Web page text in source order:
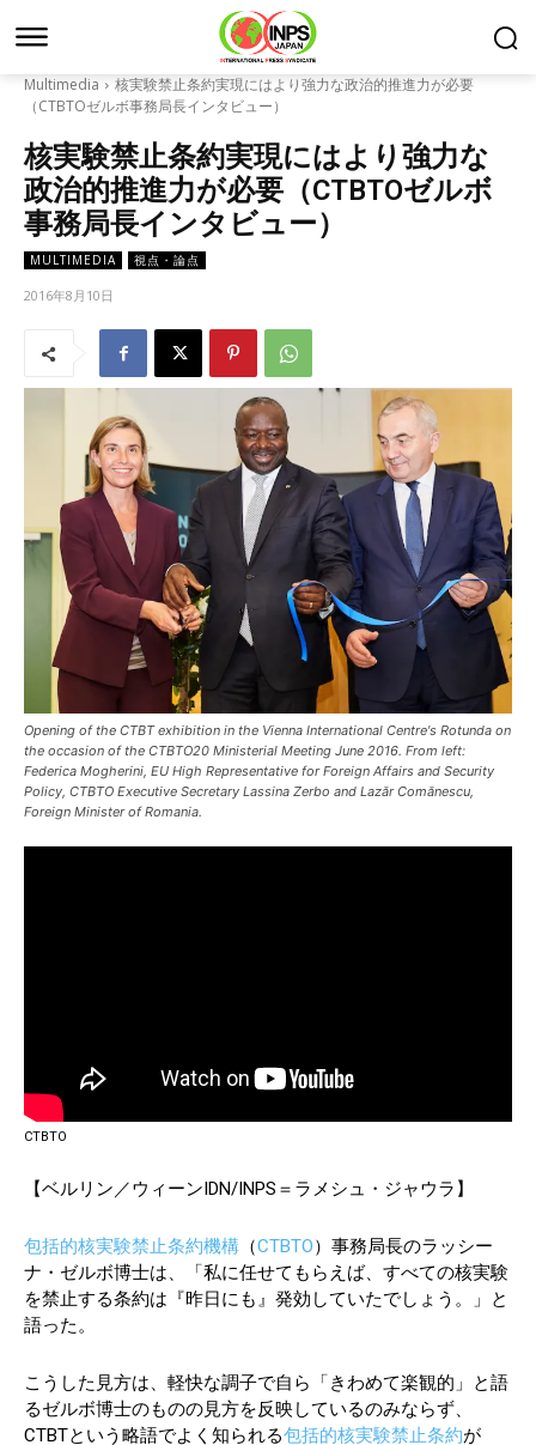
Multimedia
核実験禁止条約実現にはより強力な政治的推進力が必要
（CTBTOゼルボ事務局長インタビュー）
核実験禁止条約実現にはより強力な
政治的推進力が必要（CTBTOゼルボ
事務局長インタビュー）
MULTIMEDIA 視点・論点
2016年8月10日
Opening of the CTBT exhibition in the Vienna International Centre's Rotunda on
the occasion of the CTBTO20 Ministerial Meeting June 2016. From left:
Federica Mogherini, EU High Representative for Foreign Affairs and Security
Policy, CTBTO Executive Secretary Lassina Zerbo and Lazӑr Comӑnescu,
Foreign Minister of Romania.
CTBTO
【ベルリン／ウィーンIDN/INPS＝ラメシュ・ジャウラ】
包括的核実験禁止条約機構 （CTBTO）事務局長のラッシー
ナ・ゼルボ博士は、「私に任せてもらえば、すべての核実験
を禁止する条約は『昨日にも』発効していたでしょう。」と
語った。
こうした見方は、軽快な調子で自ら「きわめて楽観的」と語
るゼルボ博士のものの見方を反映しているのみならず、
CTBTという略語でよく知られる包括的核実験禁止条約が